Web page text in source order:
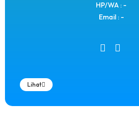
HP/WA : -
Email : -
Lihat